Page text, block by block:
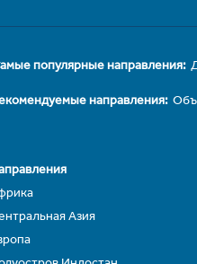
популярные направления:
направления:
Азия